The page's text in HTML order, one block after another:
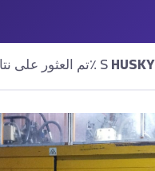
تم العثور على نتائج٪ S HUSKY